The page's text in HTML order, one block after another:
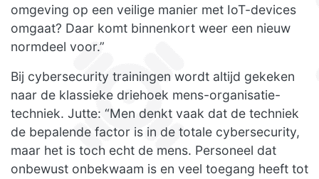
omgeving op een veilige manier met IoT-devices
omgaat? Daar komt binnenkort weer een nieuw
normdeel voor.”
Bij cybersecurity trainingen wordt altijd gekeken
naar de klassieke driehoek mens-organisatie-
techniek. Jutte: “Men denkt vaak dat de techniek
de bepalende factor is in de totale cybersecurity,
maar het is toch echt de mens. Personeel dat
onbewust onbekwaam is en veel toegang heeft tot